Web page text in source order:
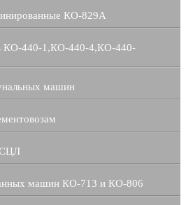
КО-829А
КО-440-1,КО-440-4,КО-440-
машин
СЦЛ
машин КО-713 и КО-806